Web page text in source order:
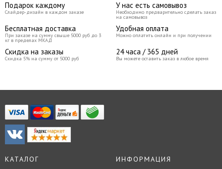
Подарок каждому
Слайдер-дизайн в каждом заказе
У нас есть самовывоз
Необходимо предварительно сделать заказ
на самовывоз
Бесплатная доставка
При заказе на сумму свыше 5000 руб до 3
кг в пределах МКАД
Удобная оплата
Можно оплатить онлайн и при получении
Скидка на заказы
Скидка 5% на сумму от 5000 руб
24 часа / 365 дней
Вы можете оставить заказ в любое время
КАТАЛОГ ИНФОРМАЦИЯ